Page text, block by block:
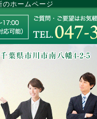
ホームページ